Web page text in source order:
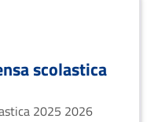
scolastica
2025 2026